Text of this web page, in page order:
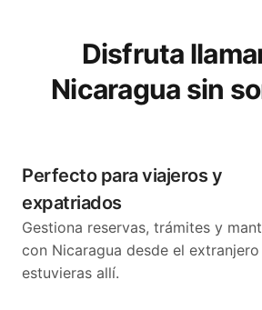
Disfruta
Nicaragua sin
Perfecto para viajeros y
expatriados
Gestiona reservas, trámites y
con Nicaragua desde el
estuvieras allí.